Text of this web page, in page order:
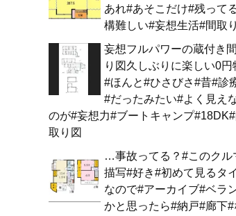
あれ#あそこだけ#残って
構難しい#妄想生活#間取
妄想フルパワーの蔵付き
り図久しぶりに楽しい0円
#ほんと#ひさびさ#昔#診
#だったみたい#よく見え
のが#妄想力#ブートキャンプ#18DK#
取り図
…事故ってる？#このクル
描写#好き#初めて見るタ
なので#アーカイブ#ベラ
かと思ったら#納戸#廊下